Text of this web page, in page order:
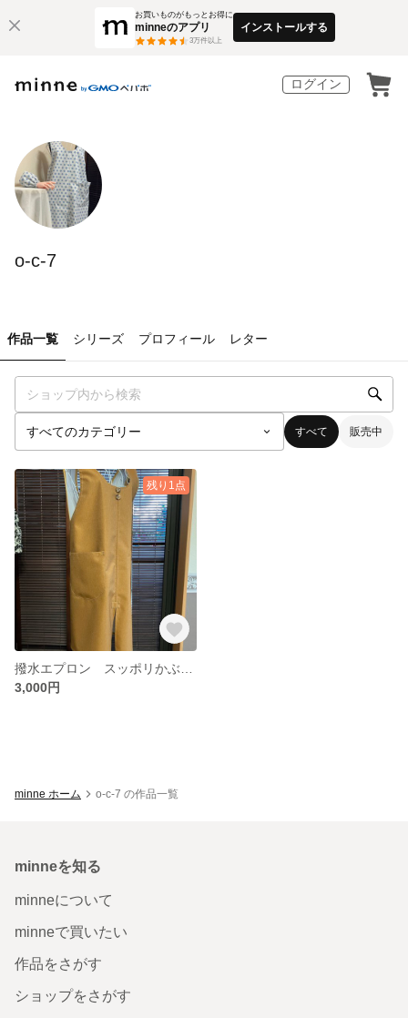
お買いものがもっとお得に
minneのアプリ
3万件以上
インストールする
ログイン
o-c-7
作品一覧 シリーズ プロフィール レター
すべて 販売中
残り1点
3,000円
minne ホーム o-c-7 の作品一覧
minneを知る
minneについて
minneで買いたい
作品をさがす
ショップをさがす